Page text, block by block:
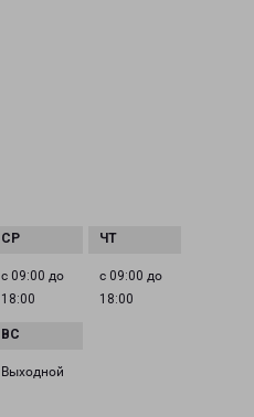
с 09:00 до
18:00
с 09:00 до
18:00
Выходной